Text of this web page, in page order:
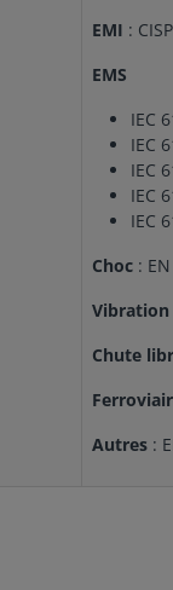
EMI :
EMS
IEC
IEC
IEC
IEC
IEC
Choc :
Vibration
Chute
Autres :